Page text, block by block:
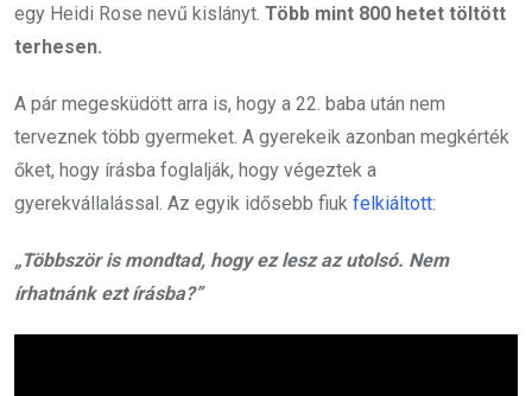
egy Heidi Rose nevű kislányt. Több mint 800 hetet töltött
terhesen.
A pár megesküdött arra is, hogy a 22. baba után nem
terveznek több gyermeket. A gyerekeik azonban megkérték
őket, hogy írásba foglalják, hogy végeztek a
gyerekvállalással. Az egyik idősebb fiuk felkiáltott:
„Többször is mondtad, hogy ez lesz az utolsó. Nem
írhatnánk ezt írásba?”